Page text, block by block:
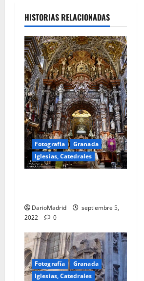
HISTORIAS RELACIONADAS
Fotografía
Granada
Iglesias, Catedrales
DarioMadrid
septiembre 5,
2022
0
Fotografía
Granada
Iglesias, Catedrales